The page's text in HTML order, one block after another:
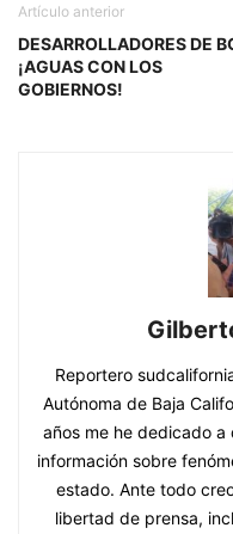
Artículo anterior
DESARROLLADORES DE
¡AGUAS CON LOS
GOBIERNOS!
Reportero
Autónoma de Baja
años me he dedicado
información sobre
estado. Ante todo
libertad de prensa,